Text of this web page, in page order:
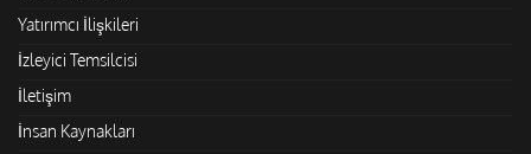
Yatırımcı İlişkileri
İzleyici Temsilcisi
İletişim
İnsan Kaynakları